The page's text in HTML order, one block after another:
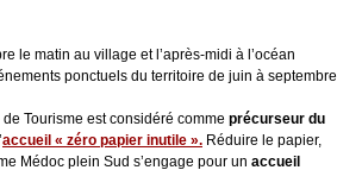
le matin au village et l’après-midi à l’océan
ponctuels du territoire de juin à septembre
Tourisme est considéré comme précurseur du
accueil « zéro papier inutile ». Réduire le papier,
Médoc plein Sud s’engage pour un accueil